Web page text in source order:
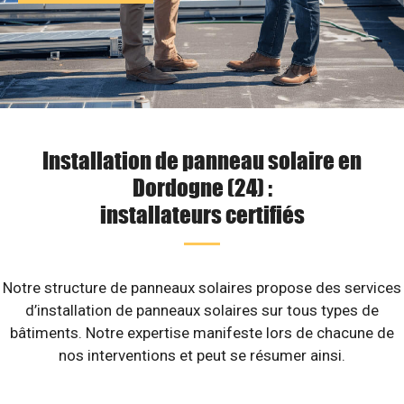
Installation de panneau solaire en
Dordogne (24) :
installateurs certifiés
Notre structure de panneaux solaires propose des services
d’installation de panneaux solaires sur tous types de
bâtiments. Notre expertise manifeste lors de chacune de
nos interventions et peut se résumer ainsi.